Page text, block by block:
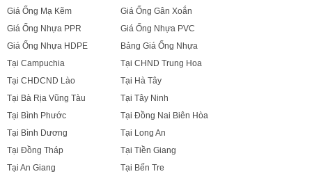
Giá Ống Mạ Kẽm
Giá Ống Gân Xoắn
Giá Ống Nhựa PPR
Giá Ống Nhựa PVC
Giá Ống Nhựa HDPE
Bảng Giá Ống Nhựa
Tại Campuchia
Tại CHND Trung Hoa
Tại CHDCND Lào
Tại Hà Tây
Tại Bà Rịa Vũng Tàu
Tại Tây Ninh
Tại Bình Phước
Tại Đồng Nai Biên Hòa
Tại Bình Dương
Tại Long An
Tại Đồng Tháp
Tại Tiền Giang
Tại An Giang
Tại Bến Tre